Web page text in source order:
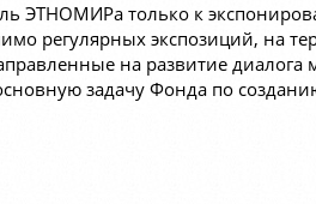
ЭТНОМИРа только к
регулярных экспозиций, на
на развитие диалога
задачу Фонда по